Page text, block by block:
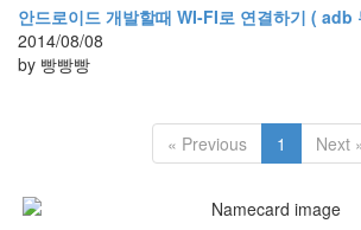
안드로이드 개발할때 WI-FI로 연결하기 ( adb
2014/08/08
by 빵빵빵
« Previous 1 Next